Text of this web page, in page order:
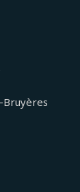
Bruyères